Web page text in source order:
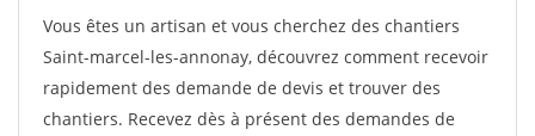
Vous êtes un artisan et vous cherchez des chantiers
Saint-marcel-les-annonay, découvrez comment recevoir
rapidement des demande de devis et trouver des
chantiers. Recevez dès à présent des demandes de